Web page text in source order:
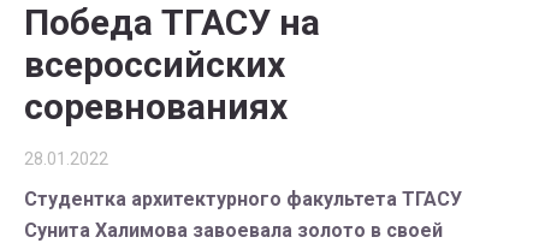
Победа ТГАСУ на
всероссийских
соревнованиях
28.01.2022
Студентка архитектурного факультета ТГАСУ
Сунита Халимова завоевала золото в своей